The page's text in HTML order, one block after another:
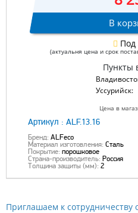
В
Под
(актуальня цена и срок
Пункты
Уссурийск:
Цена в
Артикул : ALF.13.16
Бренд: ALFeco
Материал изготовления: Сталь
Покрытие: порошковое
Страна-производитель: Россия
Толщина защиты (мм): 2
Приглашаем к сотрудничеству